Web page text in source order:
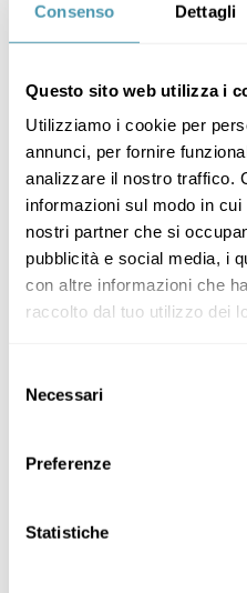
Consenso Dettagli
Questo sito web utilizza i
Utilizziamo i cookie per
annunci, per fornire
analizzare il nostro traffico.
informazioni sul modo in
nostri partner che si
pubblicità e social media, i
con altre informazioni che
raccolto dal tuo utilizzo dei
delNecessari
Preferenze
Statistiche
Autonomia